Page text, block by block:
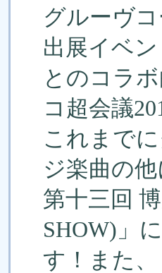
グルーヴ
出展イベ
とのコラ
コ超会議
これまで
ジ楽曲の
第十三回
SHOW)」
す！また